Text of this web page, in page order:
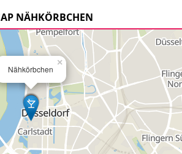
NÄHKÖRBCHEN
Nähkörbchen
×